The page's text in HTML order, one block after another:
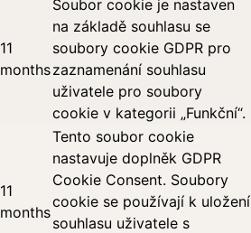
11
months
Soubor cookie je nastaven
na základě souhlasu se
soubory cookie GDPR pro
zaznamenání souhlasu
uživatele pro soubory
cookie v kategorii „Funkční“.
11
months
Tento soubor cookie
nastavuje doplněk GDPR
Cookie Consent. Soubory
cookie se používají k uložení
souhlasu uživatele s